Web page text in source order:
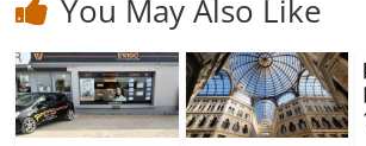
You May Also Like